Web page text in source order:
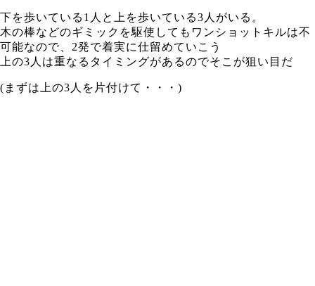
下を歩いている1人と上を歩いている3人がいる。
木の棒などのギミックを駆使してもワンショットキルは不
可能なので、2発で着実に仕留めていこう
上の3人は重なるタイミングがあるのでそこが狙い目だ
(まずは上の3人を片付けて・・・)